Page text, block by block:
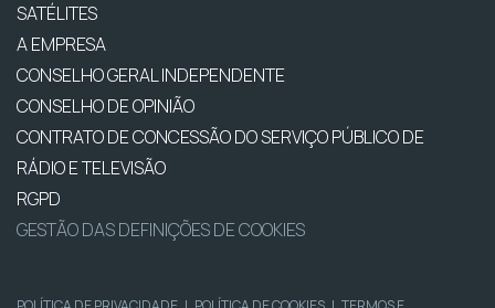
SATÉLITES
A EMPRESA
CONSELHO GERAL INDEPENDENTE
CONSELHO DE OPINIÃO
CONTRATO DE CONCESSÃO DO SERVIÇO PÚBLICO DE
RÁDIO E TELEVISÃO
RGPD
GESTÃO DAS DEFINIÇÕES DE COOKIES